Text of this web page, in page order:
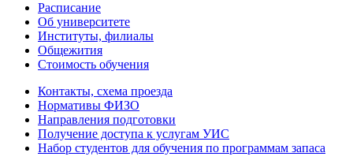
Расписание
Об университете
Институты, филиалы
Общежития
Стоимость обучения
Контакты, схема проезда
Нормативы ФИЗО
Направления подготовки
Получение доступа к услугам УИС
Набор студентов для обучения по программам запаса